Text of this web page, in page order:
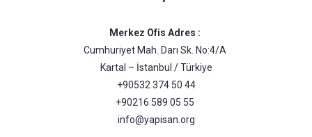
Merkez Ofis Adres :
Cumhuriyet Mah. Darı Sk. No:4/A
Kartal – İstanbul / Türkiye
+90532 374 50 44
+90216 589 05 55
info@yapisan.org